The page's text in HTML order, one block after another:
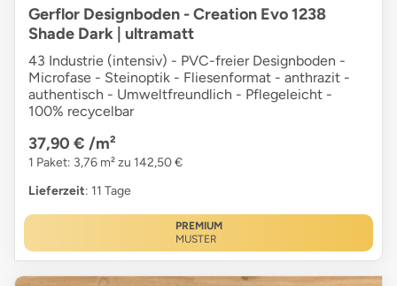
Gerflor Designboden - Creation Evo 1238
Shade Dark | ultramatt
43 Industrie (intensiv) - PVC-freier Designboden -
Microfase - Steinoptik - Fliesenformat - anthrazit -
authentisch - Umweltfreundlich - Pflegeleicht -
100% recycelbar
37,90 € /m²
1 Paket: 3,76 m² zu 142,50 €
Lieferzeit: 11 Tage
PREMIUM
MUSTER